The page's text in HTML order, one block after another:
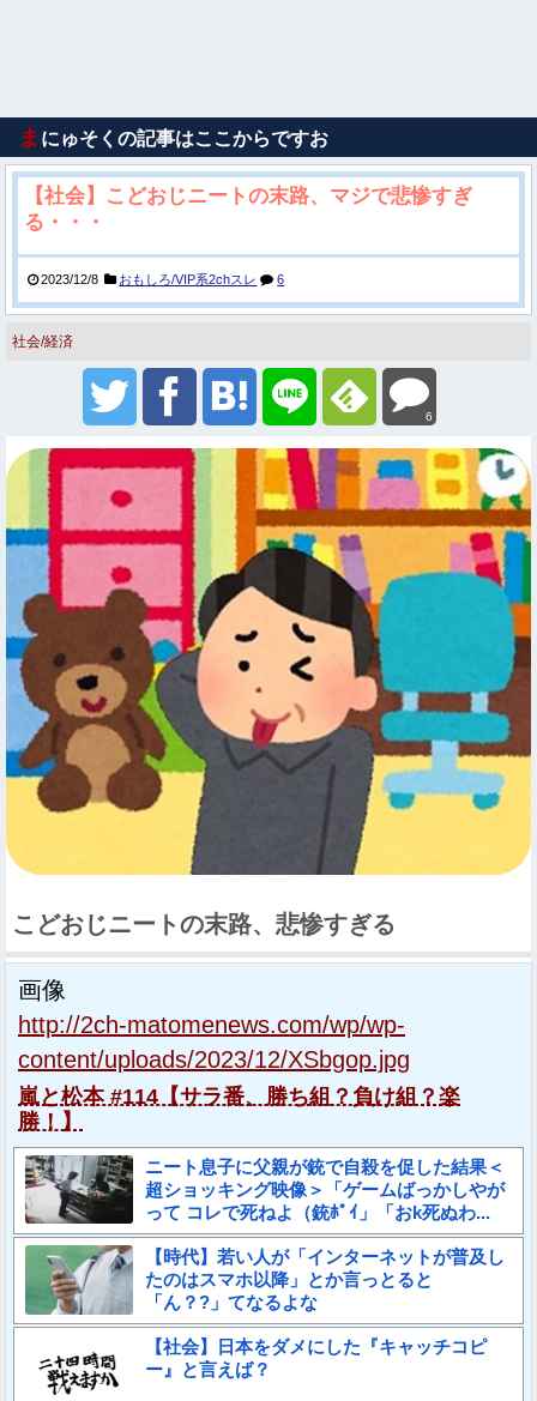
ま にゅそくの記事はここからですお
【社会】こどおじニートの末路、マジで悲惨すぎ
る・・・
2023/12/8 おもしろ/VIP系2chスレ 6
社会/経済
6
こどおじニートの末路、悲惨すぎる
画像
http://2ch-matomenews.com/wp/wp-
content/uploads/2023/12/XSbgop.jpg
嵐と松本 #114【サラ番、勝ち組？負け組？楽
勝！】
ニート息子に父親が銃で自殺を促した結果＜
超ショッキング映像＞「ゲームばっかしやが
って コレで死ねよ（銃ﾎﾟｲ」「おk死ぬわ...
【時代】若い人が「インターネットが普及し
たのはスマホ以降」とか言っとると
「ん？?」てなるよな
【社会】日本をダメにした『キャッチコピ
ー』と言えば？